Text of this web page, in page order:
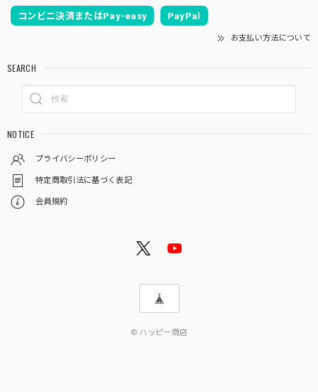
コンビニ決済またはPay-easy PayPal
お支払い方法について
SEARCH
NOTICE
プライバシーポリシー
特定商取引法に基づく表記
会員規約
© ハッピー商店